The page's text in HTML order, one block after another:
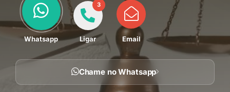
Whatsapp
3
Ligar Email
Chame no Whatsapp